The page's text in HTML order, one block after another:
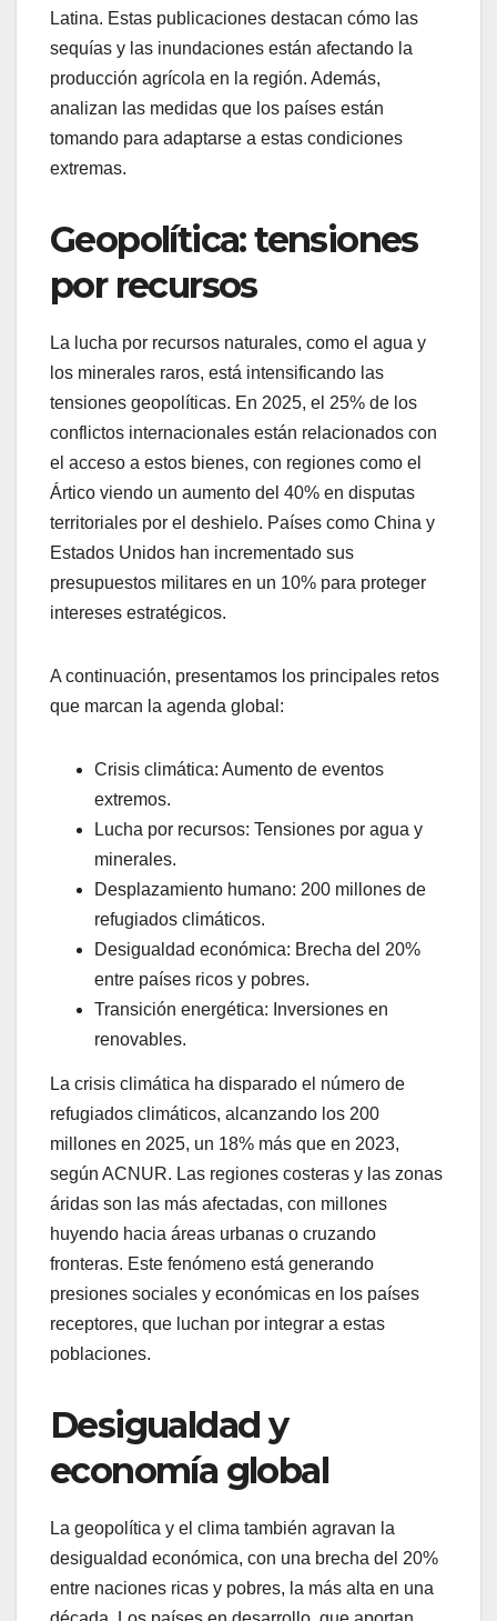
Latina. Estas publicaciones destacan cómo las
sequías y las inundaciones están afectando la
producción agrícola en la región. Además,
analizan las medidas que los países están
tomando para adaptarse a estas condiciones
extremas.
Geopolítica: tensiones
por recursos
La lucha por recursos naturales, como el agua y
los minerales raros, está intensificando las
tensiones geopolíticas. En 2025, el 25% de los
conflictos internacionales están relacionados con
el acceso a estos bienes, con regiones como el
Ártico viendo un aumento del 40% en disputas
territoriales por el deshielo. Países como China y
Estados Unidos han incrementado sus
presupuestos militares en un 10% para proteger
intereses estratégicos.
A continuación, presentamos los principales retos
que marcan la agenda global:
Crisis climática: Aumento de eventos
extremos.
Lucha por recursos: Tensiones por agua y
minerales.
Desplazamiento humano: 200 millones de
refugiados climáticos.
Desigualdad económica: Brecha del 20%
entre países ricos y pobres.
Transición energética: Inversiones en
renovables.
La crisis climática ha disparado el número de
refugiados climáticos, alcanzando los 200
millones en 2025, un 18% más que en 2023,
según ACNUR. Las regiones costeras y las zonas
áridas son las más afectadas, con millones
huyendo hacia áreas urbanas o cruzando
fronteras. Este fenómeno está generando
presiones sociales y económicas en los países
receptores, que luchan por integrar a estas
poblaciones.
Desigualdad y
economía global
La geopolítica y el clima también agravan la
desigualdad económica, con una brecha del 20%
entre naciones ricas y pobres, la más alta en una